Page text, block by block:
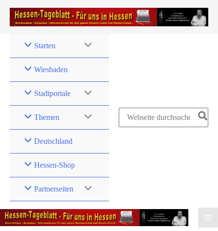
Zum
Inhalt
Starten
Wiesbaden
Stadtportale
Themen
Deutschland
Hessen-Shop
Partnerseiten
Search